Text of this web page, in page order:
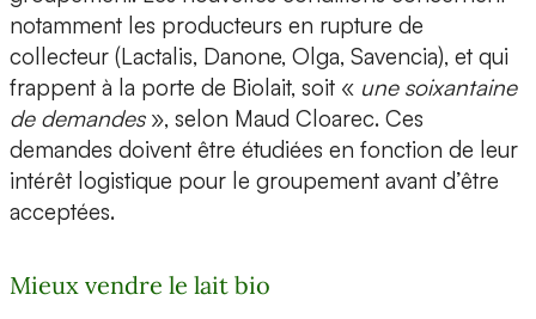
notamment les producteurs en rupture de
collecteur (Lactalis, Danone, Olga, Savencia), et qui
frappent à la porte de Biolait, soit « une soixantaine
de demandes», selon Maud Cloarec. Ces
demandes doivent être étudiées en fonction de leur
intérêt logistique pour le groupement avant d’être
acceptées.
Mieux vendre le lait bio